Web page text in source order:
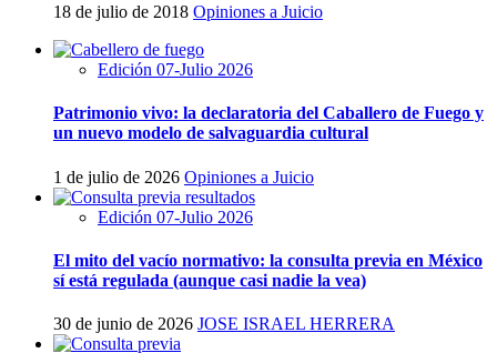
18 de julio de 2018 Opiniones a Juicio
Edición 07-Julio 2026
Patrimonio vivo: la declaratoria del Caballero de Fuego y
un nuevo modelo de salvaguardia cultural
1 de julio de 2026 Opiniones a Juicio
Edición 07-Julio 2026
El mito del vacío normativo: la consulta previa en México
sí está regulada (aunque casi nadie la vea)
30 de junio de 2026 JOSE ISRAEL HERRERA